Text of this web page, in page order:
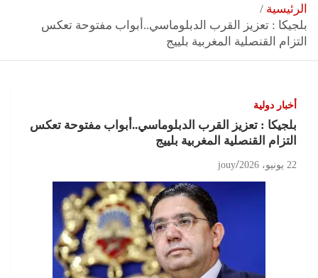
الرئيسية
بلجيكا : تعزيز القرب الدبلوماسي..أبواب مفتوحة تعكس
التزام القنصلية المغربية بلييج
أخبار دولية
بلجيكا : تعزيز القرب الدبلوماسي..أبواب مفتوحة تعكس
التزام القنصلية المغربية بلييج
22 يونيو، 2026 jouy